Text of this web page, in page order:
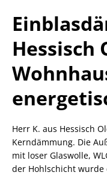
Hessisch
Herr K. aus Hessisch
Kerndämmung. Die
mit loser Glaswolle,
der Hohlschicht